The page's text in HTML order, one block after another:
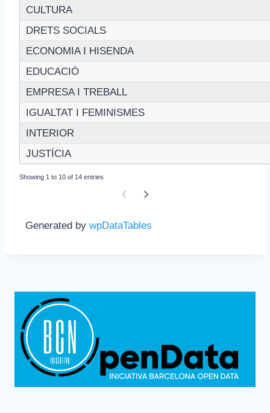
CULTURA
DRETS SOCIALS
ECONOMIA I HISENDA
EDUCACIÓ
EMPRESA I TREBALL
IGUALTAT I FEMINISMES
INTERIOR
JUSTÍCIA
Showing 1 to 10 of 14 entries
Generated by wpDataTables